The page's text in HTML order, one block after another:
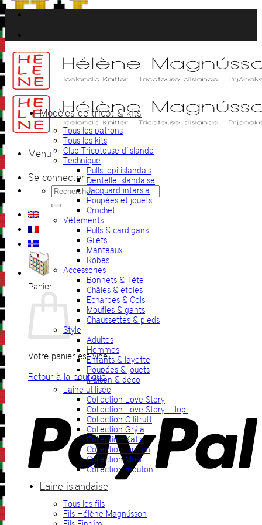
Passer
au
contenu
Menu
Se connecter
Recherche
pour :
Panier
Votre panier est vide.
Retour à la boutique
Modèles de tricot & kits
Tous les patrons
Tous les kits
Club Tricoteuse d’Islande
Technique
Pulls lopi islandais
Dentelle islandaise
Jacquard intarsia
Poupées et jouets
Crochet
Vêtements
Pulls & cardigans
Gilets
Manteaux
Robes
Accessories
Bonnets & Tête
Châles & étoles
Echarpes & Cols
Moufles & gants
Chaussettes & pieds
Style
Adultes
Hommes
Enfants & layette
Poupées & jouets
Maison & déco
Laine utilisée
Collection Love Story
Collection Love Story + lopi
Collection Gilitrutt
Collection Grýla
Collection Katla
Collection Einrúm
Collection Mosi
Collection mouton
Laine islandaise
Tous les fils
Fils Hélène Magnússon